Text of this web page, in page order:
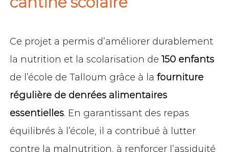
Ce projet a permis d’améliorer durablement
la nutrition et la scolarisation de 150 enfants
de l’école de Talloum grâce à la fourniture
régulière de denrées alimentaires
essentielles. En garantissant des repas
équilibrés à l’école, il a contribué à lutter
contre la malnutrition, à renforcer l’assiduité